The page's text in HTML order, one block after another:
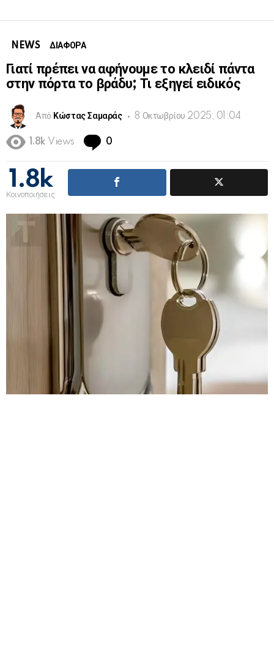
NEWS ΔΙΑΦΟΡΑ
Γιατί πρέπει να αφήνουμε το κλειδί πάντα
στην πόρτα το βράδυ; Τι εξηγεί ειδικός
Από Κώστας Σαμαράς 8 Οκτωβρίου 2025, 01:04
1.8k Views 0
1.8k
Κοινοποιήσεις